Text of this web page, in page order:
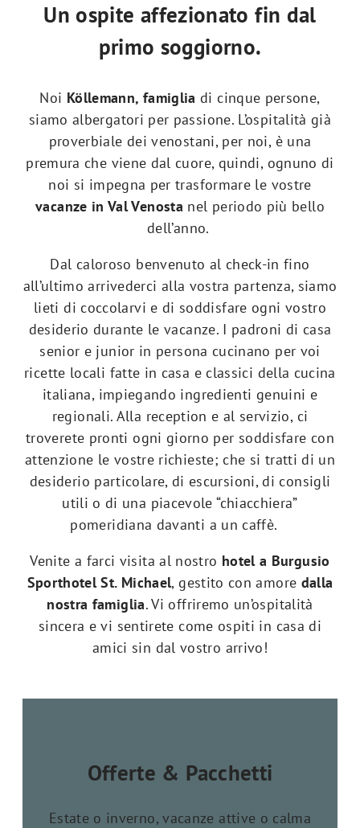
Un ospite affezionato fin dal
primo soggiorno.
Noi Köllemann, famiglia di cinque persone,
siamo albergatori per passione. L’ospitalità già
proverbiale dei venostani, per noi, è una
premura che viene dal cuore, quindi, ognuno di
noi si impegna per trasformare le vostre
vacanze in Val Venosta nel periodo più bello
dell’anno.
Dal caloroso benvenuto al check-in fino
all’ultimo arrivederci alla vostra partenza, siamo
lieti di coccolarvi e di soddisfare ogni vostro
desiderio durante le vacanze. I padroni di casa
senior e junior in persona cucinano per voi
ricette locali fatte in casa e classici della cucina
italiana, impiegando ingredienti genuini e
regionali. Alla reception e al servizio, ci
troverete pronti ogni giorno per soddisfare con
attenzione le vostre richieste; che si tratti di un
desiderio particolare, di escursioni, di consigli
utili o di una piacevole “chiacchiera”
pomeridiana davanti a un caffè.
Venite a farci visita al nostro hotel a Burgusio
Sporthotel St. Michael, gestito con amore dalla
nostra famiglia. Vi offriremo un’ospitalità
sincera e vi sentirete come ospiti in casa di
amici sin dal vostro arrivo!
Offerte & Pacchetti
Estate o inverno, vacanze attive o calma